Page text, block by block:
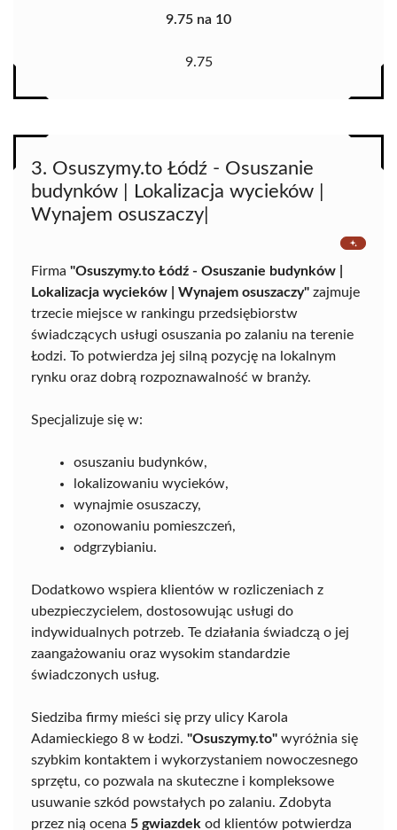
9.75 na 10
9.75
3. Osuszymy.to Łódź - Osuszanie
budynków | Lokalizacja wycieków |
Wynajem osuszaczy|
Firma "Osuszymy.to Łódź - Osuszanie budynków |
Lokalizacja wycieków | Wynajem osuszaczy" zajmuje
trzecie miejsce w rankingu przedsiębiorstw
świadczących usługi osuszania po zalaniu na terenie
Łodzi. To potwierdza jej silną pozycję na lokalnym
rynku oraz dobrą rozpoznawalność w branży.
Specjalizuje się w:
osuszaniu budynków,
lokalizowaniu wycieków,
wynajmie osuszaczy,
ozonowaniu pomieszczeń,
odgrzybianiu.
Dodatkowo wspiera klientów w rozliczeniach z
ubezpieczycielem, dostosowując usługi do
indywidualnych potrzeb. Te działania świadczą o jej
zaangażowaniu oraz wysokim standardzie
świadczonych usług.
Siedziba firmy mieści się przy ulicy Karola
Adamieckiego 8 w Łodzi. "Osuszymy.to" wyróżnia się
szybkim kontaktem i wykorzystaniem nowoczesnego
sprzętu, co pozwala na skuteczne i kompleksowe
usuwanie szkód powstałych po zalaniu. Zdobyta
przez nią ocena 5 gwiazdek od klientów potwierdza